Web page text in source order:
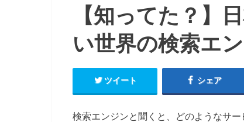
【知ってた？】
い世界の検索エ
ツイート シェア
検索エンジンと聞くと、どのようなサー